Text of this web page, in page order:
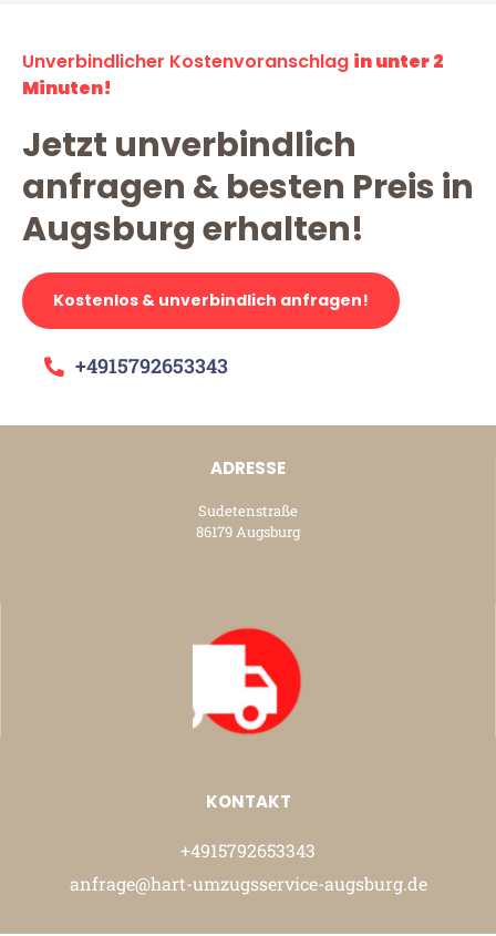
Unverbindlicher Kostenvoranschlag in unter 2
Minuten!
Jetzt unverbindlich
anfragen & besten Preis in
Augsburg erhalten!
Kostenlos & unverbindlich anfragen!
+4915792653343
ADRESSE
Sudetenstraße
86179 Augsburg
KONTAKT
+4915792653343
anfrage@hart-umzugsservice-augsburg.de